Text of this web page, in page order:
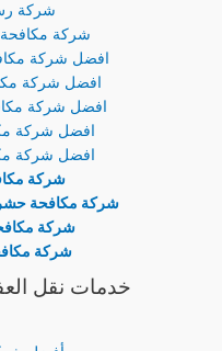
شركة
شركة
افضل شركة
افضل شركة
افضل شركة
افضل شركة
افضل شركة
شركة
شركة مكافحة
شركة
شركة
خدمات نقل